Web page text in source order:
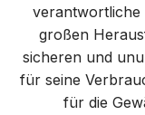
verantwortliche
großen
sicheren und
für seine
für die